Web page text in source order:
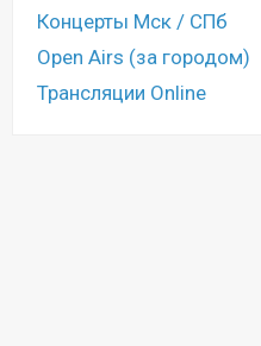
Концерты Мск / СПб
Open Airs (за городом)
Трансляции Online